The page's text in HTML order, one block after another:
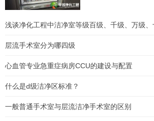
浅谈净化工程中洁净室等级百级、千级、万级
层流手术室分为哪四级
心血管专业急重症病房CCU的建设与配置
什么是d级洁净区标准？
一般普通手术室与层流洁净手术室的区别